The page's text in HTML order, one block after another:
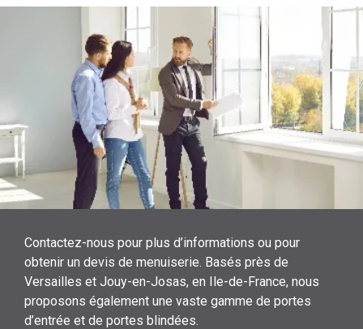
Contactez-nous pour plus d’informations ou pour
obtenir un devis de menuiserie. Basés près de
Versailles et Jouy-en-Josas, en Ile-de-France, nous
proposons également une vaste gamme de portes
d’entrée et de portes blindées.